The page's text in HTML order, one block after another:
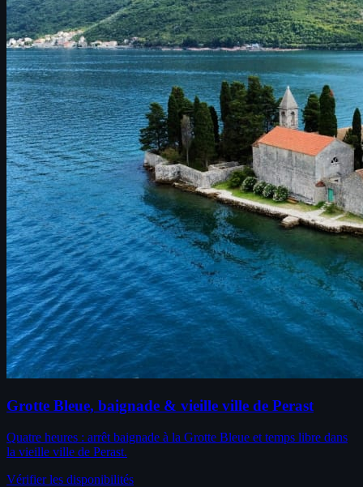
Grotte Bleue, baignade & vieille ville de Perast
Quatre heures : arrêt baignade à la Grotte Bleue et temps libre dans
la vieille ville de Perast.
Vérifier les disponibilités